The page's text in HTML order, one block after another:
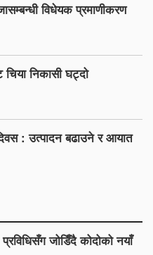
विधेयक प्रमाणीकरण
निकासी घट्दो
: उत्पादन बढाउने र आयात
जोडिँदै कोदोको नयाँ